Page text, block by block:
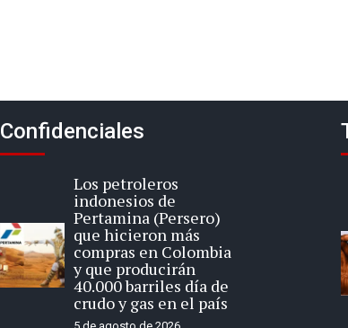
Confidenciales
Los petroleros
indonesios de
Pertamina (Persero)
que hicieron más
compras en Colombia
y que producirán
40.000 barriles día de
crudo y gas en el país